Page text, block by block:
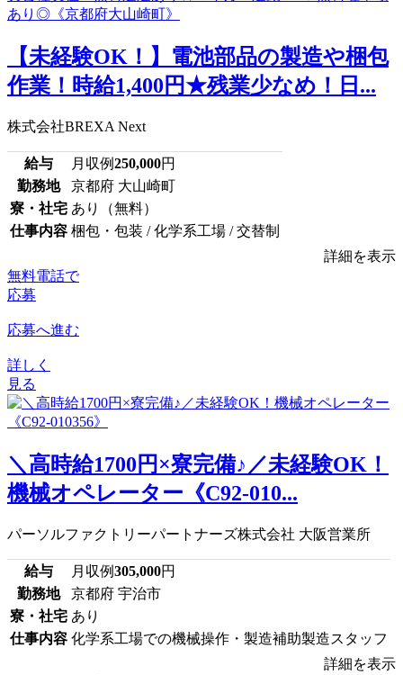
【未経験OK！】電池部品の製造や梱包
作業！時給1,400円★残業少なめ！日...
株式会社BREXA Next
給与 月収例250,000円
勤務地
京都府 大山崎町
寮・社宅 あり（無料）
仕事内容 梱包・包装 / 化学系工場 / 交替制
詳細を表示
無料電話で
応募
応募へ進む
詳しく
見る
＼高時給1700円×寮完備♪／未経験OK！
機械オペレーター《C92-010...
パーソルファクトリーパートナーズ株式会社 大阪営業所
給与 月収例305,000円
勤務地
京都府 宇治市
寮・社宅 あり
仕事内容 化学系工場での機械操作・製造補助製造スタッフ
詳細を表示